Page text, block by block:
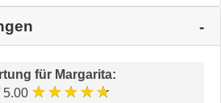
für Margarita:
5.00 ★★★★★